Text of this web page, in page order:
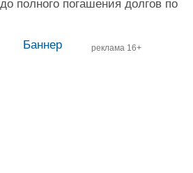
полного погашения долгов по
реклама 16+